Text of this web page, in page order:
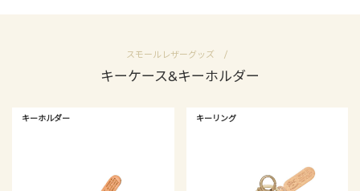
スモールレザーグッズ
キーケース&キーホルダー
キーホルダー キーリング